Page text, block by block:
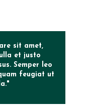
sit amet,
et justo
Semper leo
feugiat ut